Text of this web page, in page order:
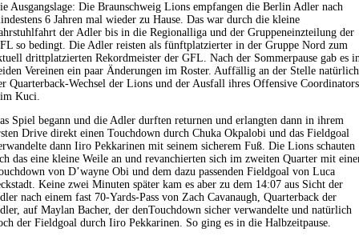
Ausgangslage: Die Braunschweig Lions empfangen die Berlin Adler nach
6 Jahren mal wieder zu Hause. Das war durch die kleine
der Adler bis in die Regionalliga und der Gruppeneinzteilung der
so bedingt. Die Adler reisten als fünftplatzierter in der Gruppe Nord zum
drittplatzierten Rekordmeister der GFL. Nach der Sommerpause gab es
Vereinen ein paar Änderungen im Roster. Auffällig an der Stelle natürlich
Quarterback-Wechsel der Lions und der Ausfall ihres Offensive Coordinators
Kuci.
Spiel begann und die Adler durften returnen und erlangten dann in ihrem
Drive direkt einen Touchdown durch Chuka Okpalobi und das Fieldgoal
dann Iiro Pekkarinen mit seinem sicherem Fuß. Die Lions schauten
das eine kleine Weile an und revanchierten sich im zweiten Quarter mit
von D’wayne Obi und dem dazu passenden Fieldgoal von Luca
Keine zwei Minuten später kam es aber zu dem 14:07 aus Sicht der
nach einem fast 70-Yards-Pass von Zach Cavanaugh, Quarterback der
auf Maylan Bacher, der denTouchdown sicher verwandelte und natürlich
der Fieldgoal durch Iiro Pekkarinen. So ging es in die Halbzeitpause.